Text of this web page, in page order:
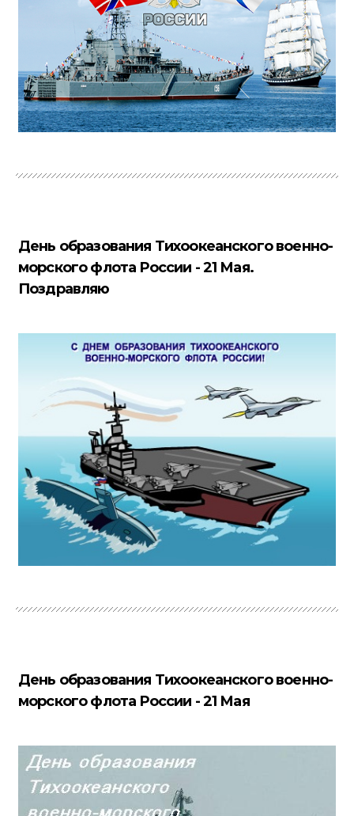
День образования Тихоокеанского военно-
морского флота России - 21 Мая.
Поздравляю
День образования Тихоокеанского военно-
морского флота России - 21 Мая